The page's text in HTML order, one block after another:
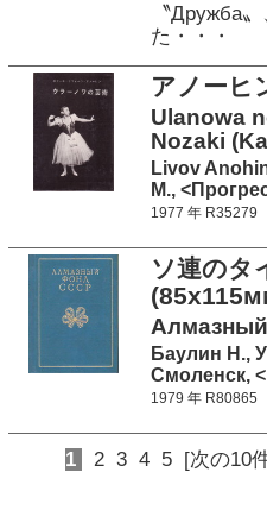
〝Дружба
た・・・
アノー
Ulanowa
Nozaki
Livov
М.,
1977 年 R35279
ソ連のタ
Баулин Н.,
Смоленск,
1979 年 R80865
1 2 3 4 5 [次の10